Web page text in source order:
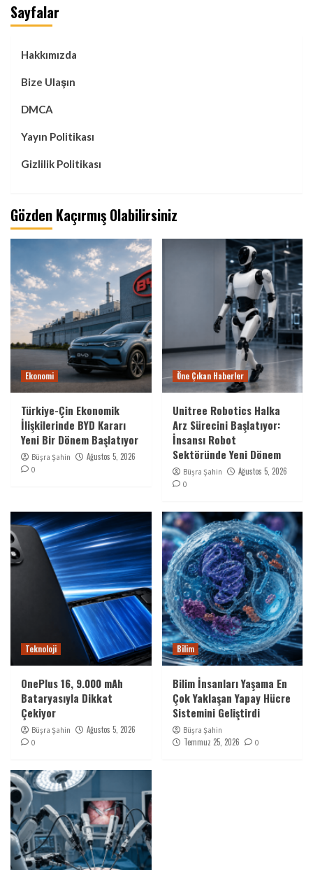
Sayfalar
Hakkımızda
Bize Ulaşın
DMCA
Yayın Politikası
Gizlilik Politikası
Gözden Kaçırmış Olabilirsiniz
Ekonomi
Türkiye-Çin Ekonomik
İlişkilerinde BYD Kararı
Yeni Bir Dönem Başlatıyor
Büşra Şahin Ağustos 5, 2026
0
Öne Çıkan Haberler
Unitree Robotics Halka
Arz Sürecini Başlatıyor:
İnsansı Robot
Sektöründe Yeni Dönem
Büşra Şahin Ağustos 5, 2026
0
Teknoloji
OnePlus 16, 9.000 mAh
Bataryasıyla Dikkat
Çekiyor
Büşra Şahin Ağustos 5, 2026
0
Bilim
Bilim İnsanları Yaşama En
Çok Yaklaşan Yapay Hücre
Sistemini Geliştirdi
Büşra Şahin
Temmuz 25, 2026 0